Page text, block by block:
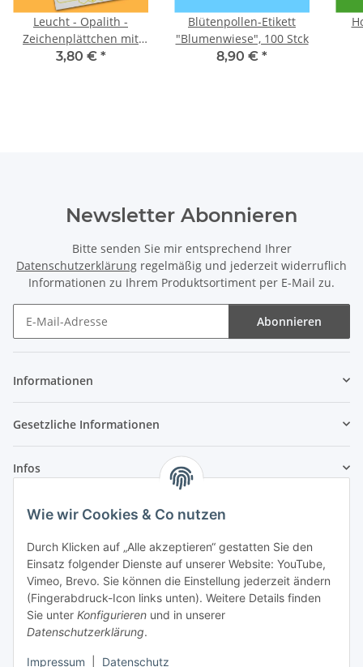
Wie wir Cookies & Co nutzen
Durch Klicken auf „Alle akzeptieren“ gestatten Sie den
Einsatz folgender Dienste auf unserer Website: YouTube,
Vimeo, Brevo. Sie können die Einstellung jederzeit ändern
(Fingerabdruck-Icon links unten). Weitere Details finden
Sie unter Konfigurieren und in unserer
Datenschutzerklärung.
Impressum Datenschutz
Leucht - Opalith -
Zeichenplättchen mit
Nummern: Farbe Grün
3,80 € *
Blütenpollen-Etikett
"Blumenwiese", 100 Stck
8,90 € *
Newsletter Abonnieren
Bitte senden Sie mir entsprechend Ihrer
Datenschutzerklärung regelmäßig und jederzeit widerruflich
Informationen zu Ihrem Produktsortiment per E-Mail zu.
Abonnieren
Informationen
Gesetzliche Informationen
Infos
Laden - Öffnungszeiten:
Montag 09:00Uhr bis
16:00 Uhr
Dienstag
09:00 Uhr bis
17:00 Uhr
Mittwoch
09:00 Uhr bis 16:00 Uhr
Donnerstag
09:00 Uhr bis
17:00 Uhr
Freitag
09:00 Uhr